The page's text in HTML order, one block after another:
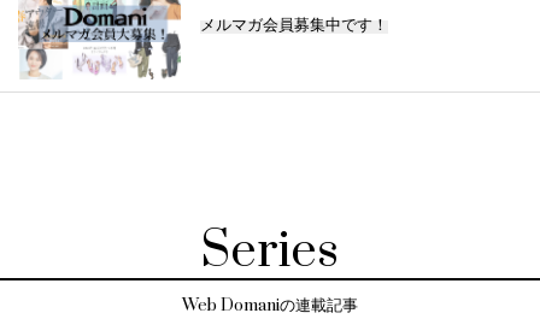
メルマガ会員募集中です！
Series
Web Domaniの連載記事